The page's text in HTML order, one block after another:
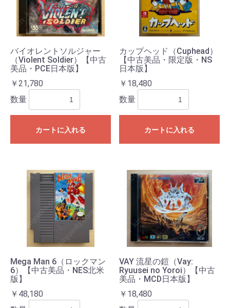
バイオレントソルジャー
（Violent Soldier）【中古
美品・PCE日本版】
￥21,780
数量
カートに入れる
カップヘッド（Cuphead）
【中古美品・限定版・NS
日本版】
￥18,480
数量
カートに入れる
Mega Man 6（ロックマン
6）【中古美品・NES北米
版】
￥48,180
VAY 流星の鎧（Vay:
Ryuusei no Yoroi）【中古
美品・MCD日本版】
￥18,480